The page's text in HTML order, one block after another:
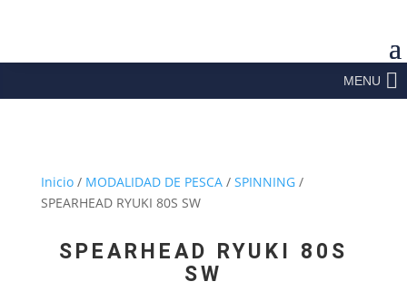
MENU
Inicio/ MODALIDAD DE PESCA/ SPINNING/
SPEARHEAD RYUKI 80S SW
SPEARHEAD RYUKI 80S
SW